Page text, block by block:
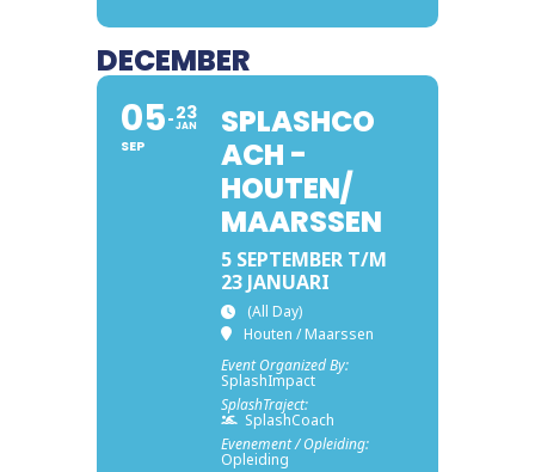
DECEMBER
05
SEP
23
JAN
SPLASHCO
ACH -
HOUTEN/
MAARSSEN
5 SEPTEMBER T/M
23 JANUARI
(All Day)
Houten / Maarssen
Event Organized By:
SplashImpact
SplashTraject:
SplashCoach
Evenement / Opleiding:
Opleiding